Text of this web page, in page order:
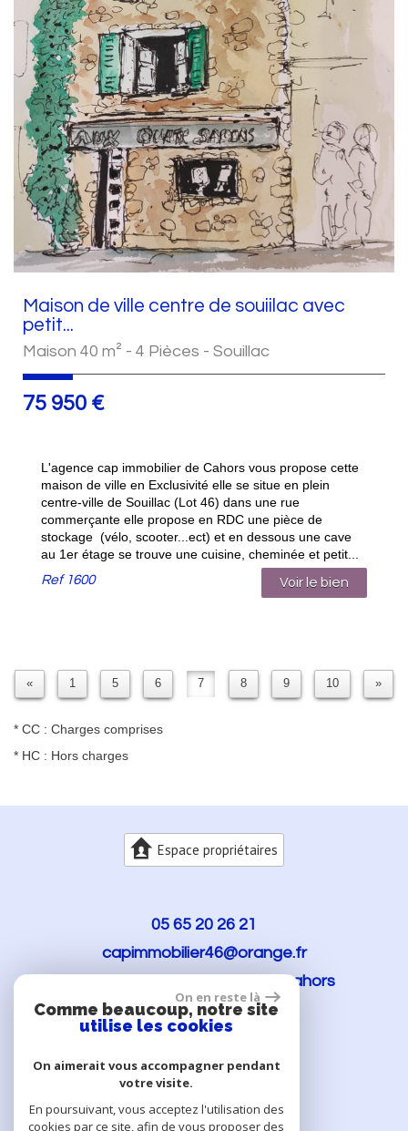
Maison de ville centre de souiilac avec
petit...
Maison 40 m² - 4 Pièces - Souillac
75 950 €
L'agence cap immobilier de Cahors vous propose cette
maison de ville en Exclusivité elle se situe en plein
centre-ville de Souillac (Lot 46) dans une rue
commerçante elle propose en RDC une pièce de
stockage (vélo, scooter...ect) et en dessous une cave
au 1er étage se trouve une cuisine, cheminée et petit...
Ref1600 Voir le bien
« 1 5 6 7 8 9 10 »
* CC : Charges comprises
* HC : Hors charges
Espace propriétaires
05 65 20 26 21
capimmobilier46@orange.fr
Cahors
On en reste là
Comme beaucoup, notre site
utilise les cookies
On aimerait vous accompagner pendant
votre visite.
En poursuivant, vous acceptez l'utilisation des
cookies par ce site, afin de vous proposer des